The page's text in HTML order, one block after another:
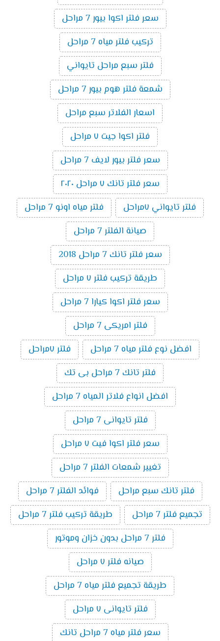
سعر فلتر اكوا بيور 7 مراحل
تركيب فلتر مياه 7 مراحل
فلتر سبع مراحل تايواني
شمعة فلتر هوم بيور 7 مراحل
اسعار الفلاتر سبع مراحل
فلتر اكوا جيت ٧ مراحل
سعر فلتر بيور لايف 7 مراحل
سعر فلتر تانك ٧ مراحل ٢٠٢٠
فلتر تايواني ٧مراحل
فلتر مياه اونو 7 مراحل
صيانة الفلتر 7 مراحل
سعر فلتر تانك 7 مراحل 2018
طريقة تركيب فلتر ٧ مراحل
سعر فلتر اكوا كيارا 7 مراحل
فلتر امريكى 7 مراحل
افضل نوع فلتر مياه 7 مراحل
فلتر ٧مراحل
فلتر تانك 7 مراحل بى تك
افضل انواع فلاتر المياه 7 مراحل
فلتر تايوانى 7 مراحل
سعر فلتر اكوا فيت ٧ مراحل
تغيير شمعات الفلتر 7 مراحل
فلتر تانك سبع مراحل
فوائد الفلتر 7 مراحل
تجميع فلتر 7 مراحل
طريقة تركيب فلتر 7 مراحل
فلتر 7 مراحل بدون خزان وموتور
صيانه فلتر ٧ مراحل
طريقة تجميع فلتر مياه 7 مراحل
فلتر تايوانى ٧ مراحل
سعر فلتر مياه 7 مراحل تانك